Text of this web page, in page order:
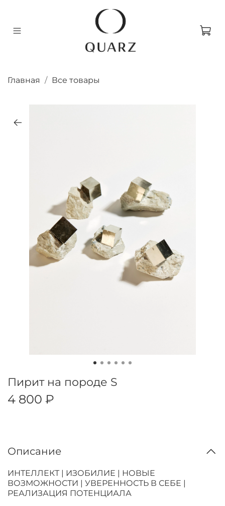
Главная Все товары
Пирит на породе S
4 800 ₽
Описание
ИНТЕЛЛЕКТ | ИЗОБИЛИЕ | НОВЫЕ
ВОЗМОЖНОСТИ | УВЕРЕННОСТЬ В СЕБЕ |
РЕАЛИЗАЦИЯ ПОТЕНЦИАЛА